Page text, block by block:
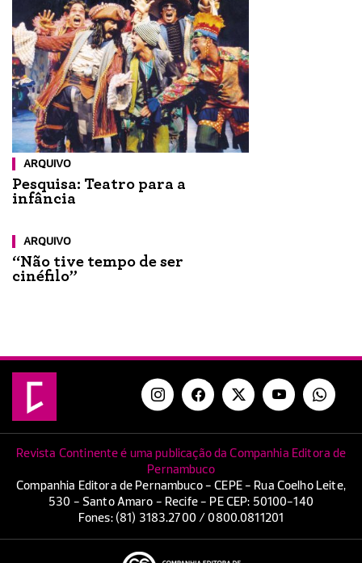
ARQUIVO
Pesquisa: Teatro para a
infância
ARQUIVO
“Não tive tempo de ser
cinéfilo”
Revista Continente é uma publicação da Companhia Editora de
Pernambuco
Companhia Editora de Pernambuco - CEPE - Rua Coelho Leite,
530 - Santo Amaro - Recife - PE CEP: 50100-140
Fones: (81) 3183.2700 / 0800.0811201